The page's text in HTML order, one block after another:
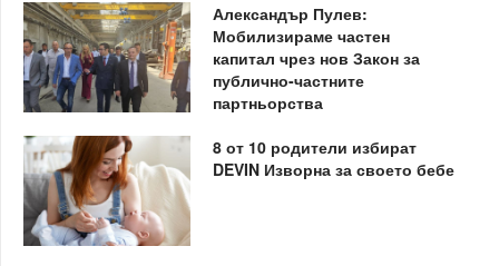
Александър Пулев:
Мобилизираме частен
капитал чрез нов Закон за
публично-частните
партньорства
8 от 10 родители избират
DEVIN Изворна за своето бебе